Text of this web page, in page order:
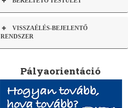
VISSZAÉLÉS-BEJELENTŐ
RENDSZER
Pályaorientáció